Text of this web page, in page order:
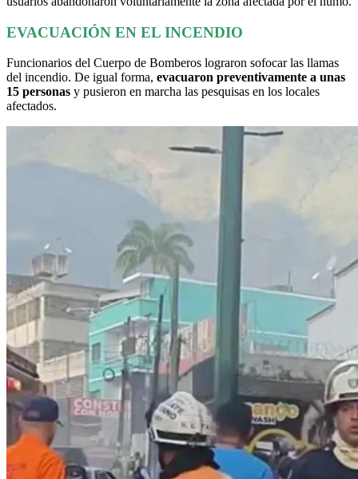
EVACUACIÓN EN EL INCENDIO
Funcionarios del Cuerpo de Bomberos lograron sofocar las llamas
del incendio. De igual forma, evacuaron preventivamente a unas
15 personas y pusieron en marcha las pesquisas en los locales
afectados.